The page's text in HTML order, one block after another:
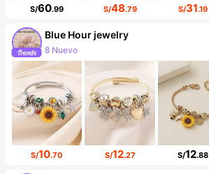
S/60.99 S/48.79 S/31.19
Blue Hour jewelry
8 Nuevo
Incremento de seguidores de 15%
S/10.70 S/12.27 S/12.88